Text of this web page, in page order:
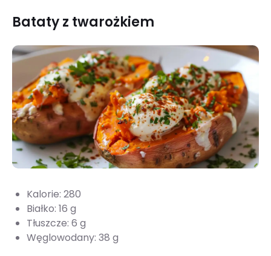
Bataty z twarożkiem
Kalorie: 280
Białko: 16 g
Tłuszcze: 6 g
Węglowodany: 38 g